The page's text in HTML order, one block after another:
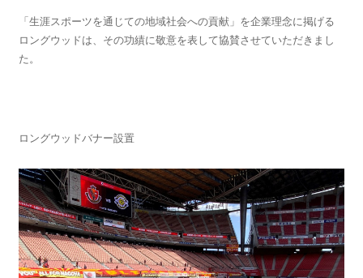
「生涯スポーツを通じての地域社会への貢献」を企業理念に掲げる
ロングウッドは、その功績に敬意を表して協賛させていただきまし
た。
ロングウッドバナー設置